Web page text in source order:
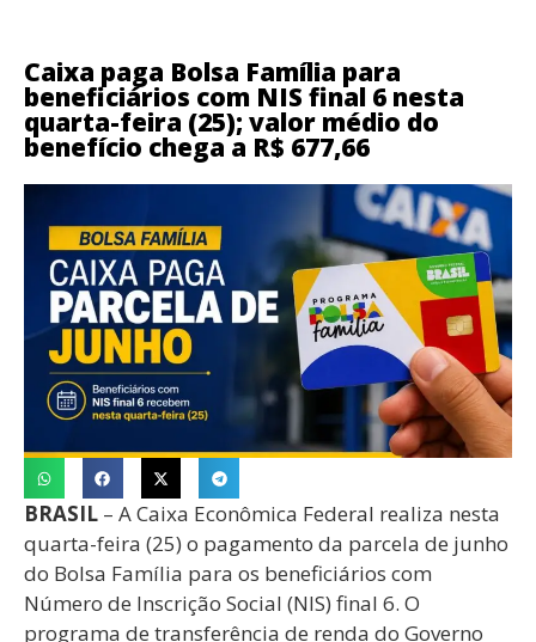
Caixa paga Bolsa Família para
beneficiários com NIS final 6 nesta
quarta-feira (25); valor médio do
benefício chega a R$ 677,66
BRASIL – A Caixa Econômica Federal realiza nesta
quarta-feira (25) o pagamento da parcela de junho
do Bolsa Família para os beneficiários com
Número de Inscrição Social (NIS) final 6. O
programa de transferência de renda do Governo